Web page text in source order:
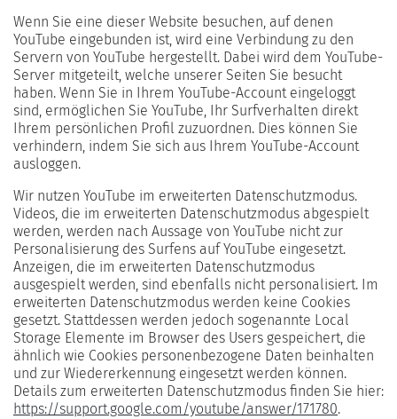
Wenn Sie eine dieser Website besuchen, auf denen
YouTube eingebunden ist, wird eine Verbindung zu den
Servern von YouTube hergestellt. Dabei wird dem YouTube-
Server mitgeteilt, welche unserer Seiten Sie besucht
haben. Wenn Sie in Ihrem YouTube-Account eingeloggt
sind, ermöglichen Sie YouTube, Ihr Surfverhalten direkt
Ihrem persönlichen Profil zuzuordnen. Dies können Sie
verhindern, indem Sie sich aus Ihrem YouTube-Account
ausloggen.
Wir nutzen YouTube im erweiterten Datenschutzmodus.
Videos, die im erweiterten Datenschutzmodus abgespielt
werden, werden nach Aussage von YouTube nicht zur
Personalisierung des Surfens auf YouTube eingesetzt.
Anzeigen, die im erweiterten Datenschutzmodus
ausgespielt werden, sind ebenfalls nicht personalisiert. Im
erweiterten Datenschutzmodus werden keine Cookies
gesetzt. Stattdessen werden jedoch sogenannte Local
Storage Elemente im Browser des Users gespeichert, die
ähnlich wie Cookies personenbezogene Daten beinhalten
und zur Wiedererkennung eingesetzt werden können.
Details zum erweiterten Datenschutzmodus finden Sie hier:
https://support.google.com/youtube/answer/171780.